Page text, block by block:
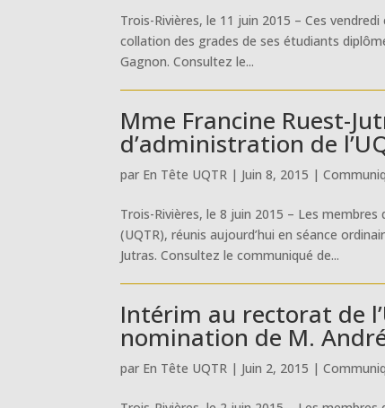
Trois-Rivières, le 11 juin 2015 – Ces
collation des grades de ses étudiants
Gagnon. Consultez le...
Mme Francine Ruest-
d’administration de
par En Tête UQTR | Juin 8, 2015 |
Trois-Rivières, le 8 juin 2015 – Les membres
(UQTR), réunis aujourd’hui en séance
Jutras. Consultez le communiqué de...
Intérim au rectorat de
nomination de M.
par En Tête UQTR | Juin 2, 2015 |